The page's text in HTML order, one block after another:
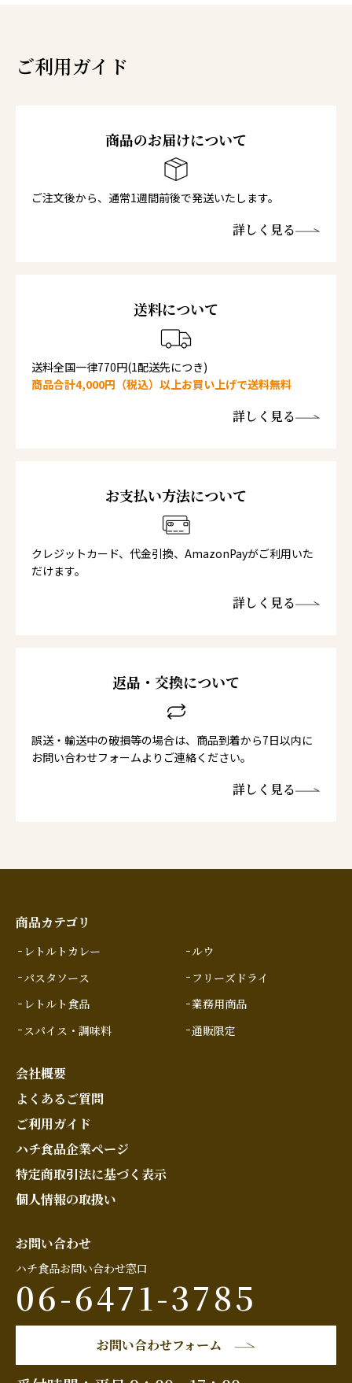
ご利用ガイド
商品のお届けについて
ご注文後から、通常1週間前後で発送いたします。
詳しく見る
送料について
送料全国一律770円(1配送先につき)
商品合計4,000円（税込）以上お買い上げで送料無料
詳しく見る
お支払い方法について
クレジットカード、代金引換、AmazonPayがご利用いた
だけます。
詳しく見る
返品・交換について
誤送・輸送中の破損等の場合は、商品到着から7日以内に
お問い合わせフォームよりご連絡ください。
詳しく見る
商品カテゴリ
レトルトカレー
パスタソース
レトルト食品
スパイス・調味料
ルウ
フリーズドライ
業務用商品
通販限定
会社概要
よくあるご質問
ご利用ガイド
ハチ食品企業ページ
特定商取引法に基づく表示
個人情報の取扱い
お問い合わせ
ハチ食品お問い合わせ窓口
06-6471-3785
お問い合わせフォーム